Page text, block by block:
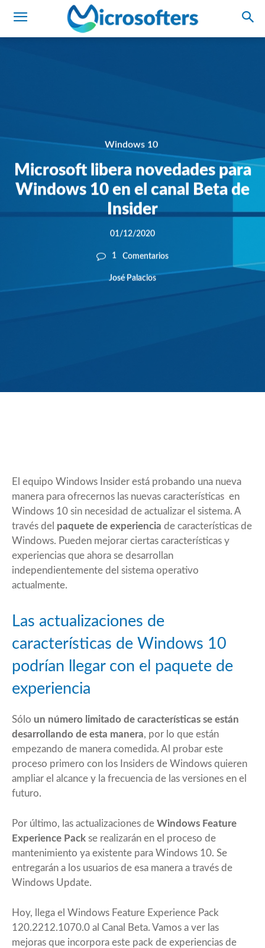
Windows 10
Microsoft libera novedades para
Windows 10 en el canal Beta de
Insider
01/12/2020
1 Comentarios
José Palacios
El equipo Windows Insider está probando una nueva
manera para ofrecernos las nuevas características en
Windows 10 sin necesidad de actualizar el sistema. A
través del paquete de experiencia de características de
Windows. Pueden mejorar ciertas características y
experiencias que ahora se desarrollan
independientemente del sistema operativo
actualmente.
Las actualizaciones de
características de Windows 10
podrían llegar con el paquete de
experiencia
Sólo un número limitado de características se están
desarrollando de esta manera, por lo que están
empezando de manera comedida. Al probar este
proceso primero con los Insiders de Windows quieren
ampliar el alcance y la frecuencia de las versiones en el
futuro.
Por último, las actualizaciones de Windows Feature
Experience Pack se realizarán en el proceso de
mantenimiento ya existente para Windows 10. Se
entregarán a los usuarios de esa manera a través de
Windows Update.
Hoy, llega el Windows Feature Experience Pack
120.2212.1070.0 al Canal Beta. Vamos a ver las
mejoras que incorpora este pack de experiencias de